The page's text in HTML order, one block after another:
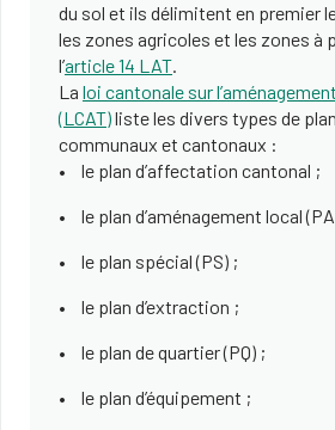
du sol et ils délimitent en premier
les zones agricoles et les zones à
l’article 14 LAT.
La loi cantonale sur
(LCAT)liste les divers types de
communaux et cantonaux :
le plan d’affectation cantonal ;
le plan d’aménagement local
le plan spécial (PS) ;
le plan d’extraction ;
le plan de quartier (PQ) ;
le plan d’équipement ;